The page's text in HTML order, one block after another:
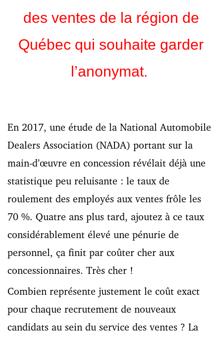
des ventes de la région de
Québec qui souhaite garder
l’anonymat.
En 2017, une étude de la National Automobile
Dealers Association (NADA) portant sur la
main-d’œuvre en concession révélait déjà une
statistique peu reluisante : le taux de
roulement des employés aux ventes frôle les
70 %. Quatre ans plus tard, ajoutez à ce taux
considérablement élevé une pénurie de
personnel, ça finit par coûter cher aux
concessionnaires. Très cher !
Combien représente justement le coût exact
pour chaque recrutement de nouveaux
candidats au sein du service des ventes ? La